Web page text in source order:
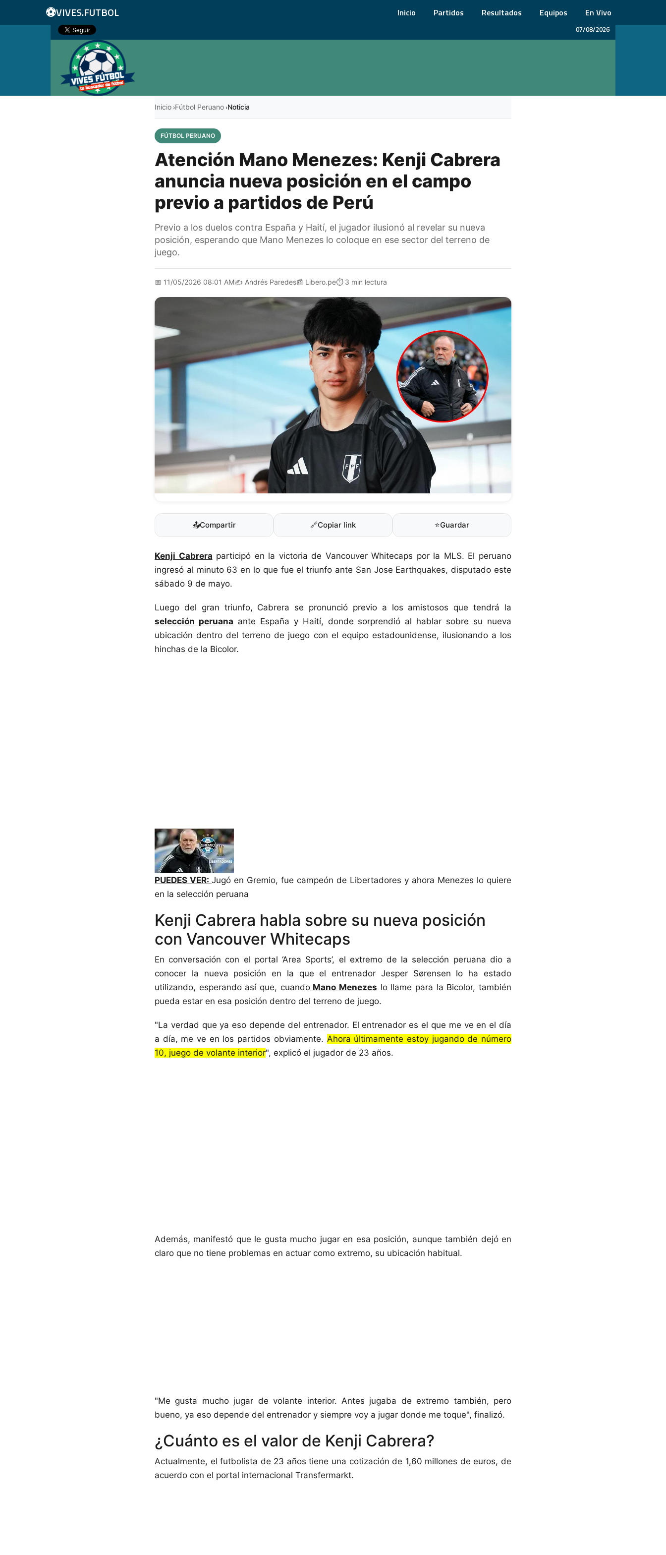
⚽VIVES.FUTBOL Inicio Partidos Resultados Equipos En Vivo
07/08/2026
Inicio ›Fútbol Peruano ›Noticia
FÚTBOL PERUANO
Atención Mano Menezes: Kenji Cabrera
anuncia nueva posición en el campo
previo a partidos de Perú
Previo a los duelos contra España y Haití, el jugador ilusionó al revelar su nueva
posición, esperando que Mano Menezes lo coloque en ese sector del terreno de
juego.
📅 11/05/2026 08:01 AM✍️ Andrés Paredes📰 Libero.pe⏱️ 3 min lectura
📤Compartir 🔗Copiar link ⭐Guardar
Kenji Cabrera participó en la victoria de Vancouver Whitecaps por la MLS. El peruano
ingresó al minuto 63 en lo que fue el triunfo ante San Jose Earthquakes, disputado este
sábado 9 de mayo.
Luego del gran triunfo, Cabrera se pronunció previo a los amistosos que tendrá la
selección peruana ante España y Haití, donde sorprendió al hablar sobre su nueva
ubicación dentro del terreno de juego con el equipo estadounidense, ilusionando a los
hinchas de la Bicolor.
PUEDES VER: Jugó en Gremio, fue campeón de Libertadores y ahora Menezes lo quiere
en la selección peruana
Kenji Cabrera habla sobre su nueva posición
con Vancouver Whitecaps
En conversación con el portal ‘Area Sports’, el extremo de la selección peruana dio a
conocer la nueva posición en la que el entrenador Jesper Sørensen lo ha estado
utilizando, esperando así que, cuandoMano Menezes lo llame para la Bicolor, también
pueda estar en esa posición dentro del terreno de juego.
"La verdad que ya eso depende del entrenador. El entrenador es el que me ve en el día
a día, me ve en los partidos obviamente. Ahora últimamente estoy jugando de número
10, juego de volante interior", explicó el jugador de 23 años.
Además, manifestó que le gusta mucho jugar en esa posición, aunque también dejó en
claro que no tiene problemas en actuar como extremo, su ubicación habitual.
"Me gusta mucho jugar de volante interior. Antes jugaba de extremo también, pero
bueno, ya eso depende del entrenador y siempre voy a jugar donde me toque", finalizó.
¿Cuánto es el valor de Kenji Cabrera?
Actualmente, el futbolista de 23 años tiene una cotización de 1,60 millones de euros, de
acuerdo con el portal internacional Transfermarkt.